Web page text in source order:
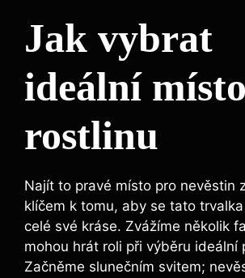
Jak vybrat
ideální
rostlinu
Najít to pravé místo pro nevěstin
klíčem k tomu, aby se tato
celé své kráse. Zvážíme několik
mohou hrát roli při výběru ideální
Začněme slunečním svitem;